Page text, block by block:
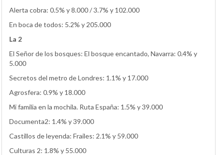
Alerta cobra: 0.5% y 8.000 / 3.7% y 102.000
En boca de todos: 5.2% y 205.000
La 2
El Señor de los bosques: El bosque encantado, Navarra: 0.4% y
5.000
Secretos del metro de Londres: 1.1% y 17.000
Agrosfera: 0.9% y 18.000
Mi familia en la mochila. Ruta España: 1.5% y 39.000
Documenta2: 1.4% y 39.000
Castillos de leyenda: Frailes: 2.1% y 59.000
Culturas 2: 1.8% y 55.000